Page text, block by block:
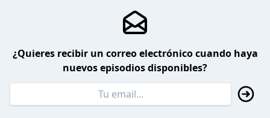
¿Quieres recibir un correo electrónico cuando haya
nuevos episodios disponibles?